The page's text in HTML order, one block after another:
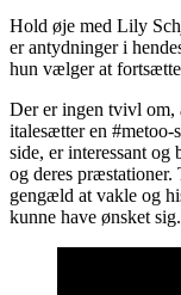
Hold øje med Lily
er antydninger i
hun vælger at
Der er ingen tvivl om,
italesætter en #metoo-
side, er interessant
og deres
gengæld at vakle og
kunne have ønsket sig.